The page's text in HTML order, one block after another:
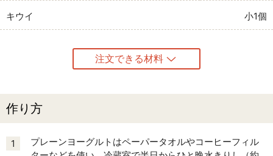
キウイ 小1個
注文できる材料
作り方
1
プレーンヨーグルトはペーパータオルやコーヒーフィル